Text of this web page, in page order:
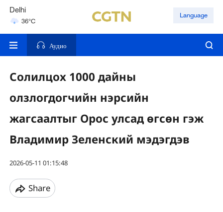
Delhi
36°C
Hyderabad
Language
Аудио
Солилцох 1000 дайны
олзлогдогчийн нэрсийн
жагсаалтыг Орос улсад өгсөн гэж
Владимир Зеленский мэдэгдэв
2026-05-11 01:15:48
Share